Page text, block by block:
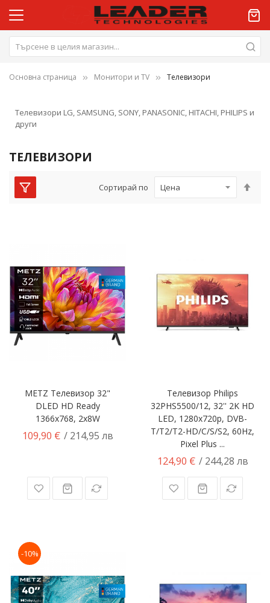
Основна страница Монитори и TV Телевизори
Телевизори LG, SAMSUNG, SONY, PANASONIC, HITACHI, PHILIPS и
други
ТЕЛЕВИЗОРИ
Сортирай по
METZ Телевизор 32"
DLED HD Ready
1366x768, 2x8W
109,90 € / 214,95 лв
Телевизор Philips
32PHS5500/12, 32'' 2K HD
LED, 1280x720p, DVB-
T/T2/T2-HD/C/S/S2, 60Hz,
Pixel Plus ...
124,90 € / 244,28 лв
-10%